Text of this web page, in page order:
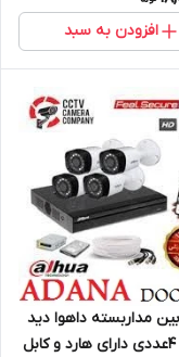
افزودن به سبد
مداربسته داهوا دید